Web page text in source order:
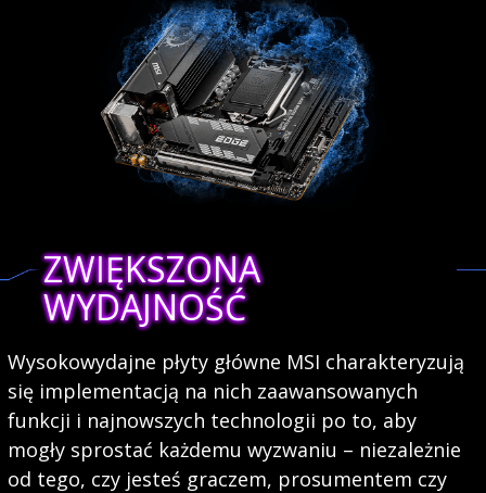
ZWIĘKSZONA
WYDAJNOŚĆ
Wysokowydajne płyty główne MSI charakteryzują
się implementacją na nich zaawansowanych
funkcji i najnowszych technologii po to, aby
mogły sprostać każdemu wyzwaniu – niezależnie
od tego, czy jesteś graczem, prosumentem czy